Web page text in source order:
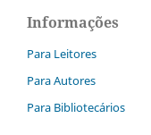
Informações
Para Leitores
Para Autores
Para Bibliotecários